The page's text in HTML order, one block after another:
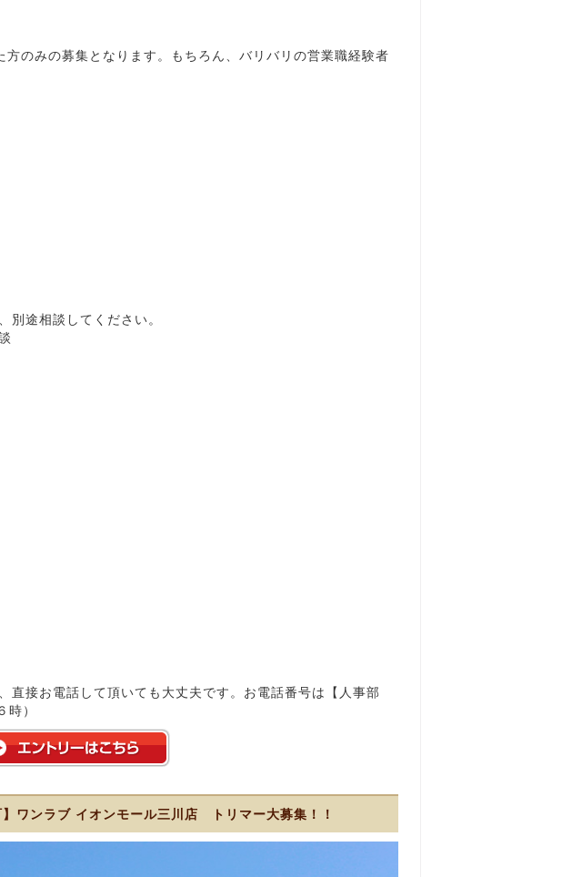
のみの募集となります。もちろん、バリバリの営業職経験者
途相談してください。
直接お電話して頂いても大丈夫です。お電話番号は【人事部
）
ワンラブ イオンモール三川店 トリマー大募集！！